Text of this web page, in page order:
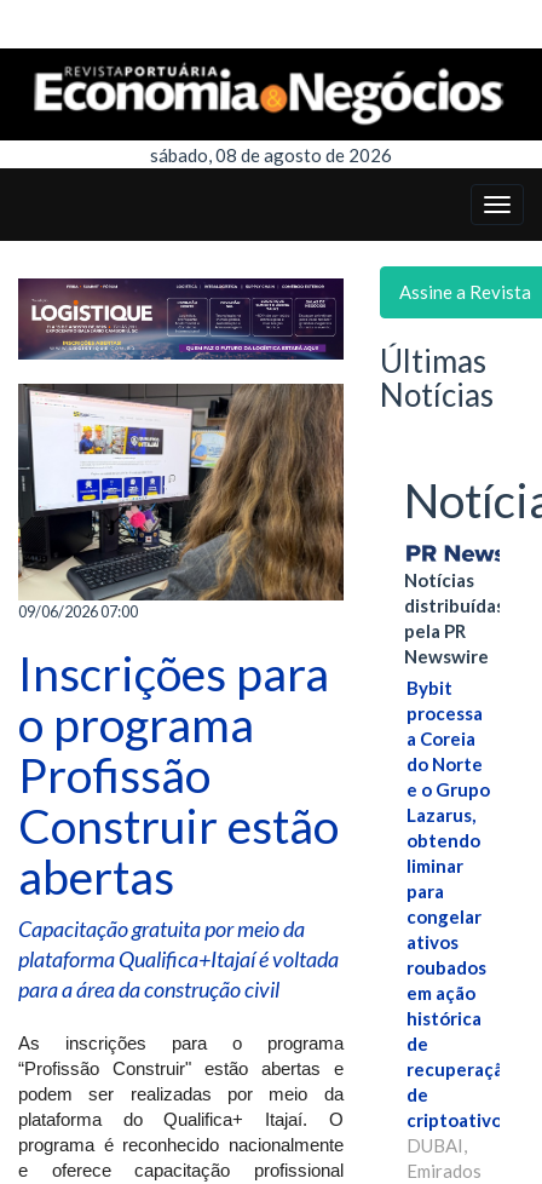
sábado, 08 de agosto de 2026
09/06/2026 07:00
Inscrições para
o programa
Profissão
Construir estão
abertas
Capacitação gratuita por meio da
plataforma Qualifica+Itajaí é voltada
para a área da construção civil
As inscrições para o programa
“Profissão Construir" estão abertas e
podem ser realizadas por meio da
plataforma do Qualifica+ Itajaí. O
programa é reconhecido nacionalmente
e oferece capacitação profissional
Assine a Revista
Últimas
Notícias
Notícias
distribuídas
pela PR
Newswire
Bybit
processa
a Coreia
do Norte
e o Grupo
Lazarus,
obtendo
liminar
para
congelar
ativos
roubados
em ação
histórica
de
recuperação
de
criptoativos
DUBAI,
Emirados